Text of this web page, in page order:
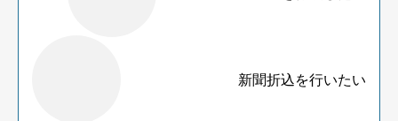
新聞折込を行いたい